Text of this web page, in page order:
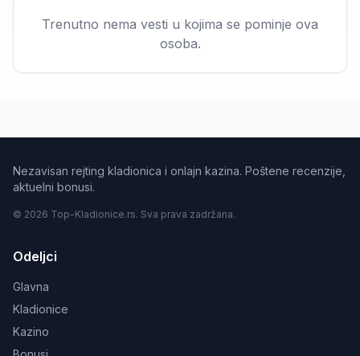
Trenutno nema vesti u kojima se pominje ova
osoba.
Nezavisan rejting kladionica i onlajn kazina. Poštene recenzije,
aktuelni bonusi.
© 2026 Top-Kladionice.rs. Sva prava zadržana.
Odeljci
Glavna
Kladionice
Kazino